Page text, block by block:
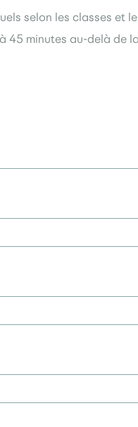
selon les classes et
45 minutes au-delà de